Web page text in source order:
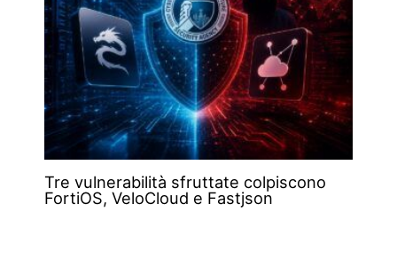
Tre vulnerabilità sfruttate colpiscono
FortiOS, VeloCloud e Fastjson